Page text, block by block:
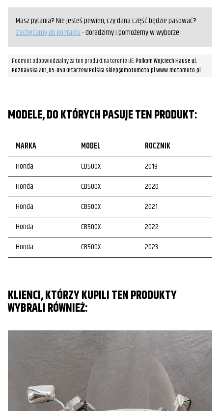
Masz pytania? Nie jesteś pewien, czy dana część będzie pasować?
Zachęcamy do kontaktu- doradzimy i pomożemy w wyborze.
Podmiot odpowiedzialny za ten produkt na terenie UE:Polkom Wojciech Hause ul.
Poznańska 281, 05-850 Ołtarzew Polska sklep@motomoto.pl www.motomoto.pl
MODELE, DO KTÓRYCH PASUJE TEN PRODUKT:
MARKA MODEL
ROCZNIK
Honda
CB500X
2019
Honda
CB500X
2020
Honda
CB500X
2021
Honda
CB500X
2022
Honda
CB500X 2023
KLIENCI, KTÓRZY KUPILI TEN PRODUKTY
WYBRALI RÓWNIEŻ: